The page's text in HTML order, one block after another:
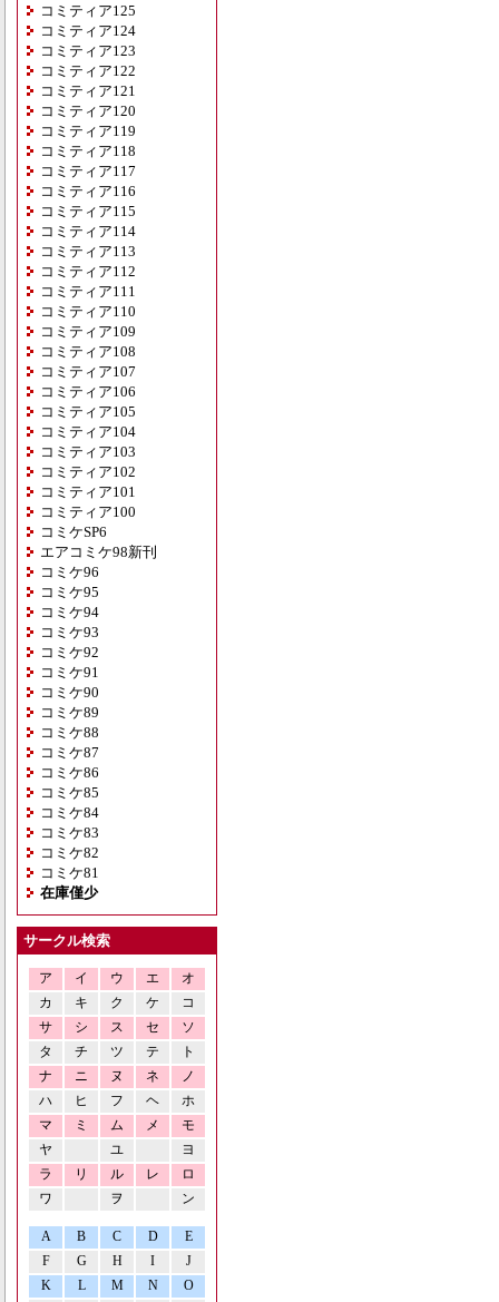
コミティア125
コミティア124
コミティア123
コミティア122
コミティア121
コミティア120
コミティア119
コミティア118
コミティア117
コミティア116
コミティア115
コミティア114
コミティア113
コミティア112
コミティア111
コミティア110
コミティア109
コミティア108
コミティア107
コミティア106
コミティア105
コミティア104
コミティア103
コミティア102
コミティア101
コミティア100
コミケSP6
エアコミケ98新刊
コミケ96
コミケ95
コミケ94
コミケ93
コミケ92
コミケ91
コミケ90
コミケ89
コミケ88
コミケ87
コミケ86
コミケ85
コミケ84
コミケ83
コミケ82
コミケ81
在庫僅少
サークル検索
ア イ ウ エ
オ
カ
キ ク ケ
コ
サ
シ ス セ
ソ
タ
チ ツ テ
ト
ナ
ニ ヌ ネ
ノ
ハ
ヒ フ ヘ
ホ
マ
ミ ム メ
モ
ヤ
ユ
ヨ
ラ
リ ル レ
ロ
ワ
ヲ ン
A B C D
E
F
G H I
J
K
L M N O